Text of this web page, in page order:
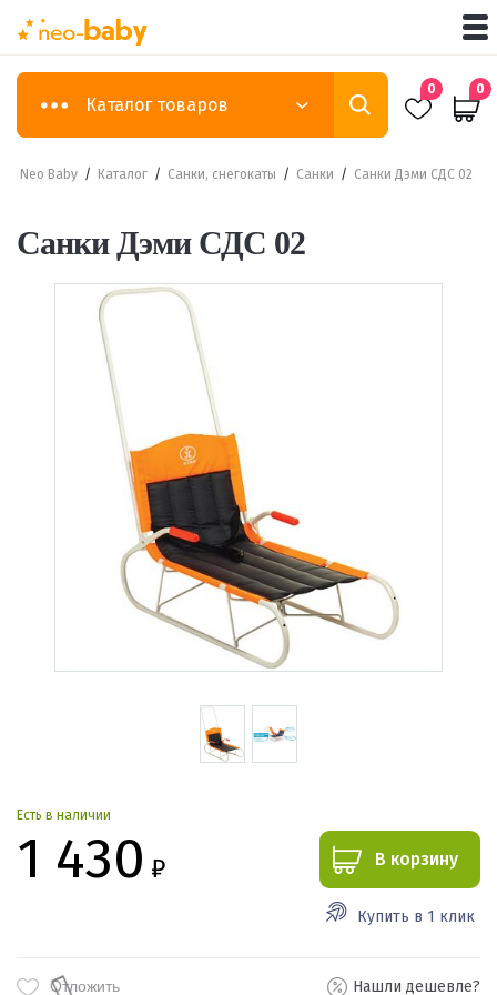
Каталог товаров
0 0
Neo Baby / Каталог / Санки, снегокаты / Санки / Санки Дэми СДС 02
Санки Дэми СДС 02
Есть в наличии
1 430 ₽ В корзину
Купить в 1 клик
Отложить Нашли дешевле?